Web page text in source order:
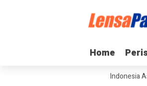
Home
Home
Gerakan Langit Biru Indonesia Asri,